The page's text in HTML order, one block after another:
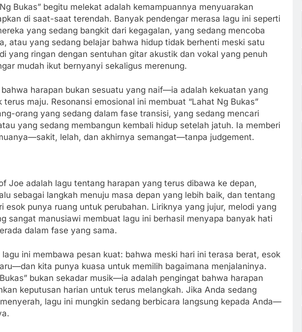
Bukas” begitu melekat adalah kemampuannya menyuarakan
di saat-saat terendah. Banyak pendengar merasa lagu ini seperti
yang sedang bangkit dari kegagalan, yang sedang mencoba
atau yang sedang belajar bahwa hidup tidak berhenti meski satu
yang ringan dengan sentuhan gitar akustik dan vokal yang penuh
mudah ikut bernyanyi sekaligus merenung.
harapan bukan sesuatu yang naif—ia adalah kekuatan yang
maju. Resonansi emosional ini membuat “Lahat Ng Bukas”
orang yang sedang dalam fase transisi, yang sedang mencari
yang sedang membangun kembali hidup setelah jatuh. Ia memberi
lelah, dan akhirnya semangat—tanpa judgement.
Joe adalah lagu tentang harapan yang terus dibawa ke depan,
sebagai langkah menuju masa depan yang lebih baik, dan tentang
esok punya ruang untuk perubahan. Liriknya yang jujur, melodi yang
sangat manusiawi membuat lagu ini berhasil menyapa banyak hati
dalam fase yang sama.
ini membawa pesan kuat: bahwa meski hari ini terasa berat, esok
kita punya kuasa untuk memilih bagaimana menjalaninya.
bukan sekadar musik—ia adalah pengingat bahwa harapan
keputusan harian untuk terus melangkah. Jika Anda sedang
lagu ini mungkin sedang berbicara langsung kepada Anda—